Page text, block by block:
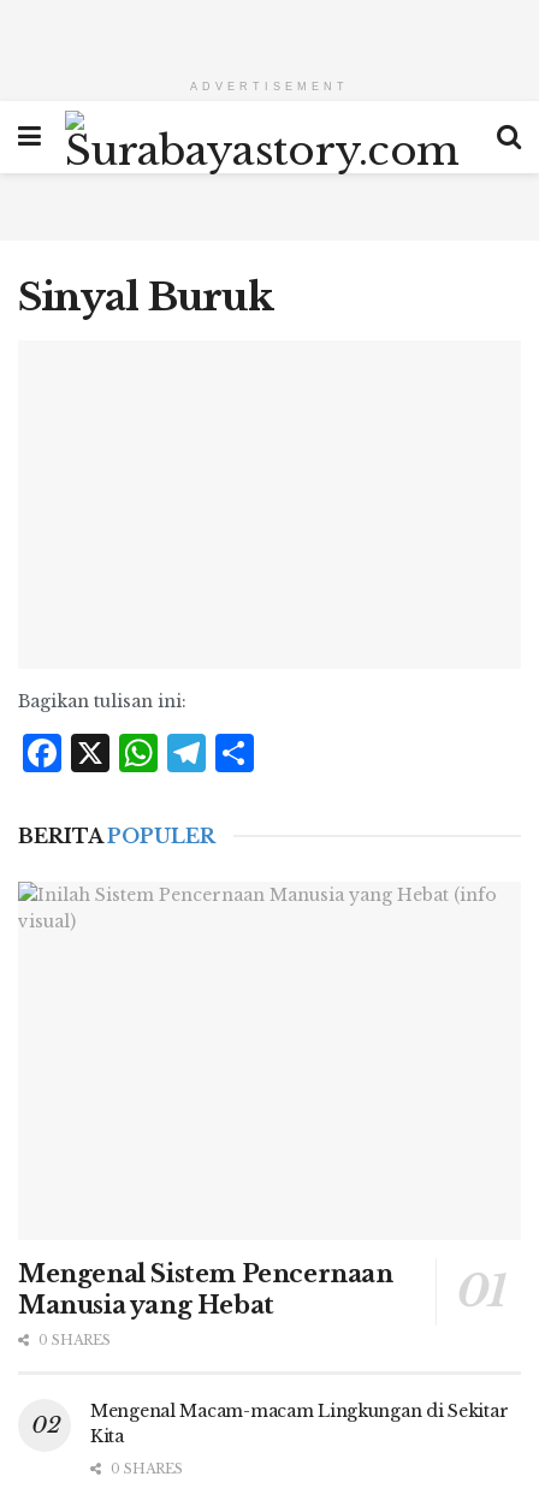
ADVERTISEMENT
Sinyal Buruk
Bagikan tulisan ini:
Facebook
X WhatsApp
Telegram
BERITAPOPULER
Mengenal Sistem Pencernaan
Manusia yang Hebat
0 SHARES
Mengenal Macam-macam Lingkungan di Sekitar
Kita
0 SHARES